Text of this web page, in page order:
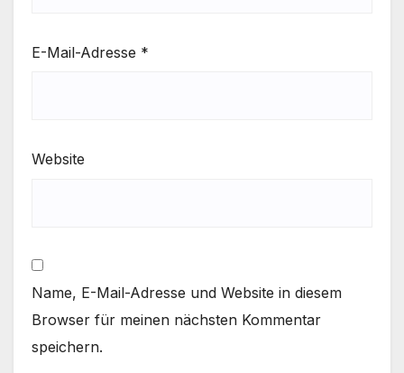
E-Mail-Adresse *
Website
Name, E-Mail-Adresse und Website in diesem
Browser für meinen nächsten Kommentar
speichern.